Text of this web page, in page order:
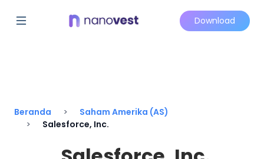
Download
Beranda
Saham Amerika (AS)
Salesforce, Inc.